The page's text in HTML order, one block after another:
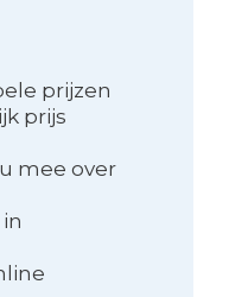
prijzen
prijs
mee over